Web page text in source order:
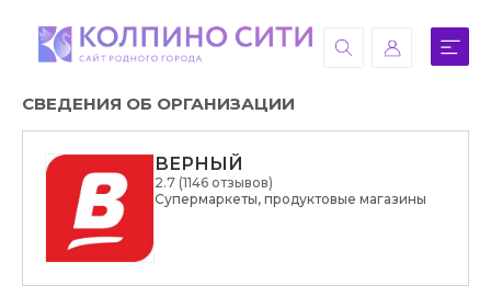
СВЕДЕНИЯ ОБ ОРГАНИЗАЦИИ
ВЕРНЫЙ
2.7 (1146 отзывов)
Супермаркеты, продуктовые магазины